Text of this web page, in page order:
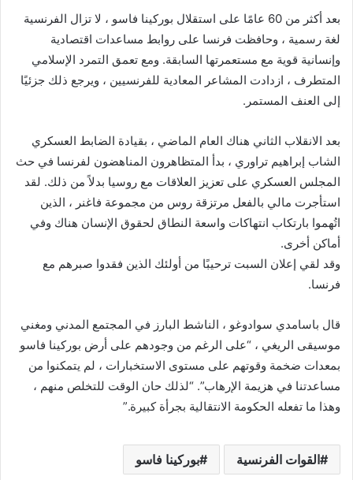
بعد أكثر من 60 عامًا على استقلال بوركينا فاسو ، لا تزال الفرنسية
لغة رسمية ، وحافظت فرنسا على روابط مساعدات اقتصادية
وإنسانية قوية مع مستعمرتها السابقة. ومع تعمق التمرد الإسلامي
المتطرف ، ازدادت المشاعر المعادية للفرنسيين ، ويرجع ذلك جزئيًا
إلى العنف المستمر.
بعد الانقلاب الثاني هناك العام الماضي ، بقيادة الضابط العسكري
الشاب إبراهيم تراوري ، بدأ المتظاهرون المناهضون لفرنسا في حث
المجلس العسكري على تعزيز العلاقات مع روسيا بدلاً من ذلك. لقد
استأجرت مالي بالفعل مرتزقة روس من مجموعة فاغنر ، الذين
اتُهموا بارتكاب انتهاكات واسعة النطاق لحقوق الإنسان هناك وفي
أماكن أخرى.
وقد لقي إعلان السبت ترحيبًا من أولئك الذين فقدوا صبرهم مع
فرنسا.
قال باسامدي سوادوغو ، الناشط البارز في المجتمع المدني ومغني
موسيقى الريغي ، “على الرغم من وجودهم على أرض بوركينا فاسو
بمعدات ضخمة وقوتهم على مستوى الاستخبارات ، لم يتمكنوا من
مساعدتنا في هزيمة الإرهاب”. “لذلك حان الوقت للتخلص منهم ،
وهذا ما تفعله الحكومة الانتقالية بجرأة كبيرة.”
القوات الفرنسية بوركينا فاسو